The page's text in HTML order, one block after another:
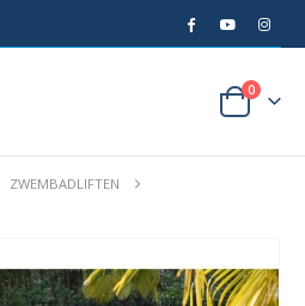
0
ZWEMBADLIFTEN